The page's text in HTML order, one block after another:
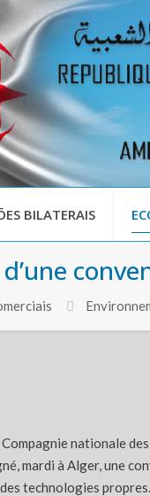
BILATERAIS
Compagnie nationale
mardi à Alger, une
technologies propres.